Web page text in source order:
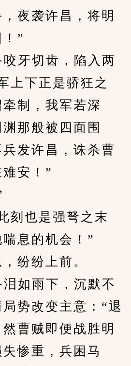
夜袭许昌，将明
”
牙切齿，陷入两
上下正是骄狂之
制，我军若深
那般被四面围
发许昌，诛杀曹
安！”
也是强弩之末
息的机会！”
纷上前。
如雨下，沉默不
势改变主意：“退
曹贼即便战胜明
惨重，兵困马